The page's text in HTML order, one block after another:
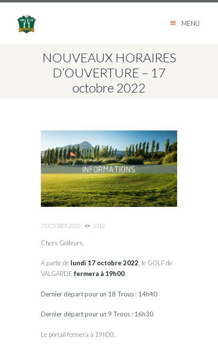
MENU
NOUVEAUX HORAIRES
D’OUVERTURE – 17
octobre 2022
7 OCTOBER 2022 1312
Chers Golfeurs,
A partir de lundi 17 octobre 2022 , le GOLF de
VALGARDE fermera à 19h00.
Dernier départ pour un 18 Trous : 14h40
Dernier départ pour un 9 Trous : 16h30
Le portail fermera à 19h00.